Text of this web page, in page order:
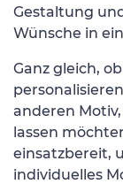
Gestaltung
Wünsche in
Ganz gleich,
anderen
lassen
einsatzbereit,
individuelles